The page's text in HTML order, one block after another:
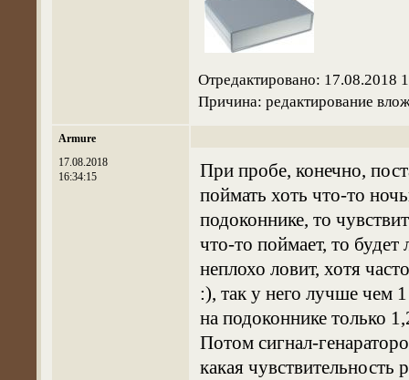
Отредактировано: 17.08.2018
Причина: редактирование
Armure
17.08.2018
16:34:15
При пробе, конечно,
поймать хоть что-то
подоконнике, то
что-то поймает, то
неплохо ловит, хотя
:), так у него лучше чем
на подоконнике только
Потом сигнал-
какая чувствительность